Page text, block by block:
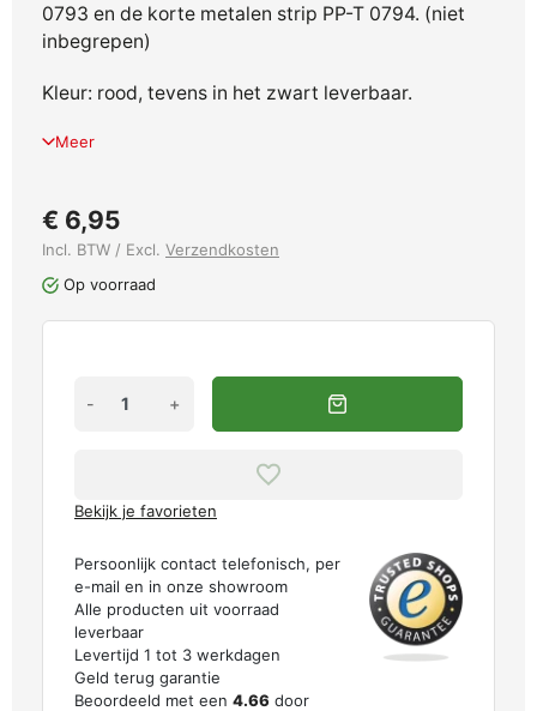
0793 en de korte metalen strip PP-T 0794. (niet
inbegrepen)
Kleur: rood, tevens in het zwart leverbaar.
Meer
€ 6,95
Incl. BTW / Excl. Verzendkosten
Op voorraad
- +
Bekijk je favorieten
Persoonlijk contact telefonisch, per
e-mail en in onze showroom
Alle producten uit voorraad
leverbaar
Levertijd 1 tot 3 werkdagen
Geld terug garantie
Beoordeeld met een 4.66 door